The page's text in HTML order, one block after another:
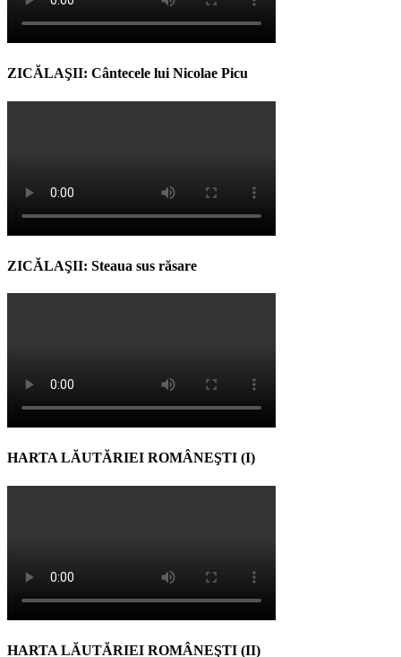
ZICĂLAŞII: Cântecele lui Nicolae Picu
ZICĂLAŞII: Steaua sus răsare
HARTA LĂUTĂRIEI ROMÂNEŞTI (I)
HARTA LĂUTĂRIEI ROMÂNEŞTI (II)